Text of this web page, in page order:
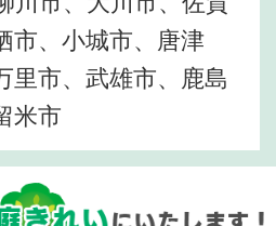
市、小城市、唐津
里市、武雄市、鹿島
米市